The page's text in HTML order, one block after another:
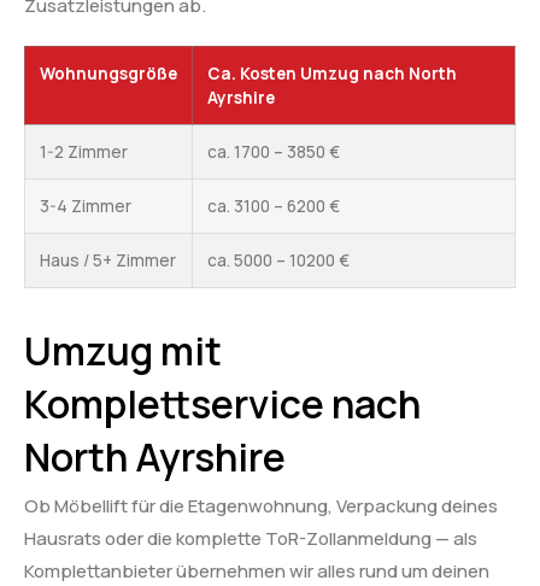
Zusatzleistungen ab.
Wohnungsgröße
Ca. Kosten Umzug nach North
Ayrshire
1-2 Zimmer ca. 1700 – 3850 €
3-4 Zimmer ca. 3100 – 6200 €
Haus / 5+ Zimmer ca. 5000 – 10200 €
Umzug mit
Komplettservice nach
North Ayrshire
Ob Möbellift für die Etagenwohnung, Verpackung deines
Hausrats oder die komplette ToR-Zollanmeldung — als
Komplettanbieter übernehmen wir alles rund um deinen